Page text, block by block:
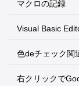
マクロの記録
Visual Basic
色deチェック関
右クリックで